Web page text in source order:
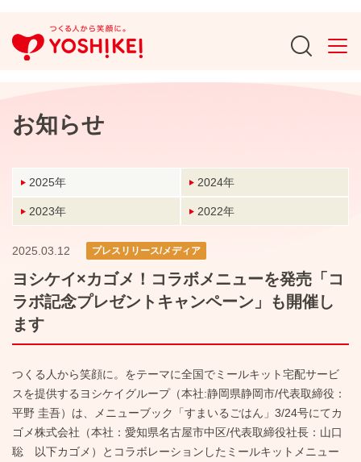
お知らせ
2025年 2024年
2023年 2022年
2025.03.12 プレスリリース/メディア
ヨシケイ×カゴメ！コラボメニューを発売「コ
ラボ記念プレゼントキャンペーン」も開催し
ます
つくる人から笑顔に。をテーマに全国でミールキット宅配サービ
スを提供するヨシケイグループ（本社:静岡県静岡市/代表取締役：
平野 圭吾）は、メニューブック「すまいるごはん」3/24号にてカ
ゴメ株式会社（本社：愛知県名古屋市中区/代表取締役社長：山口
聡 以下カゴメ）とコラボレーションしたミールキットメニュー